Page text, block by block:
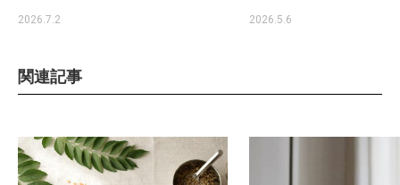
2026.7.2 2026.5.6
関連記事